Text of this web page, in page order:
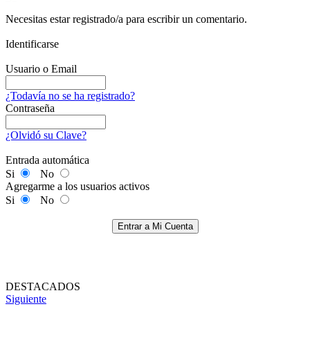
Necesitas estar registrado/a para escribir un comentario.
Identificarse
Usuario o Email
¿Todavía no se ha registrado?
Contraseña
¿Olvidó su Clave?
Entrada automática
Si
No
Agregarme a los usuarios activos
Si
No
Entrar a Mi Cuenta
DESTACADOS
Siguiente